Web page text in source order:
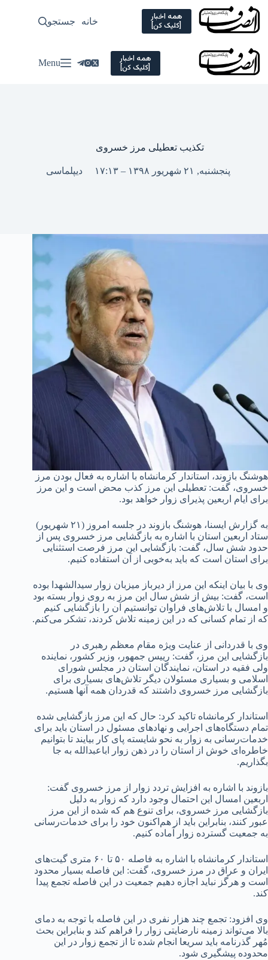
Skip
content
همه اخبار
[کلیک کن] خانه سیاسی
جستجو
همه اخبار
[کلیک کن] Menu
تکذیب تعطیلی مرز خسروی
پنجشنبه, ۲۱ شهریور ۱۳۹۸ – ۱۷:۱۳ دیپلماسی
هوشنگ بازوند، استاندار کرمانشاه با اشاره به فعال بودن مرز
خسروی، گفت: تعطیلی این مرز کذب محض است و این مرز
برای ایام اربعین پذیرای زوار خواهد بود.
به گزارش ایسنا، هوشنگ بازوند در جلسه امروز (۲۱ شهریور)
ستاد اربعین استان با اشاره به بازگشایی مرز خسروی پس از
حدود شش سال، گفت: بازگشایی این مرز فرصت استثنایی
برای استان است که باید به‌خوبی از آن استفاده کنیم.
وی با بیان اینکه این مرز از دیرباز میزبان زوار سیدالشهدا بوده
است، گفت: بیش از شش سال این مرز به روی زوار بسته بود
و امسال با تلاش‌های فراوان توانستیم آن را بازگشایی کنیم
که از تمام کسانی که در این زمینه تلاش کردند، تشکر می‌کنم.
وی با قدردانی از عنایت ویژه مقام معظم رهبری در
بازگشایی این مرز، گفت: رییس جمهور، وزیر کشور، نماینده
ولی فقیه در استان، نمایندگان استان در مجلس شورای
اسلامی و بسیاری مسئولان دیگر تلاش‌های بسیاری برای
بازگشایی مرز خسروی داشتند که قدردان همه آنها هستیم.
استاندار کرمانشاه تاکید کرد: حال که این مرز بازگشایی شده
تمام دستگاه‌های اجرایی و نهادهای مسئول در استان باید برای
خدمات‌رسانی به زوار به نحو شایسته پای کار بیایند تا بتوانیم
خاطره‌ای خوش از استان را در ذهن زوار اباعبدالله به جا
بگذاریم.
بازوند با اشاره به افزایش تردد زوار از مرز خسروی گفت:
اربعین امسال این احتمال وجود دارد که زوار به دلیل
بازگشایی مرز خسروی، برای تنوع هم که شده از این مرز
عبور کنند، بنابراین باید از هم‌اکنون خود را برای خدمات‌رسانی
به جمعیت گسترده زوار آماده کنیم.
استاندار کرمانشاه با اشاره به فاصله ۵۰ تا ۶۰ متری گیت‌های
ایران و عراق در مرز خسروی، گفت: این فاصله بسیار محدود
است و هرگز نباید اجازه دهیم جمعیت در این فاصله تجمع پیدا
کند.
وی افزود: تجمع چند هزار نفری در این فاصله با توجه به دمای
بالا می‌تواند زمینه نارضایتی زوار را فراهم کند و بنابراین بحث
مُهر گذرنامه باید سریعا انجام شده تا از تجمع زوار در این
محدوده پیشگیری شود.